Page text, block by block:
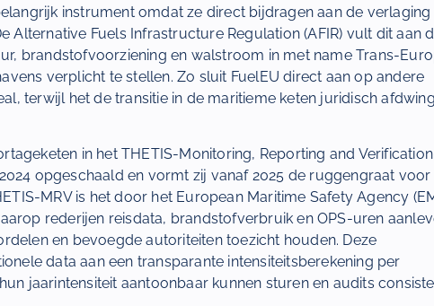
instrument omdat ze direct bijdragen aan de verlaging
Alternative Fuels Infrastructure Regulation (AFIR) vult dit aan
brandstofvoorziening en walstroom in met name Trans-
verplicht te stellen. Zo sluit FuelEU direct aan op andere
terwijl het de transitie in de maritieme keten juridisch
in het THETIS-Monitoring, Reporting and
opgeschaald en vormt zij vanaf 2025 de ruggengraat voor
MRV is het door het European Maritime Safety Agency
rederijen reisdata, brandstofverbruik en OPS-uren
en bevoegde autoriteiten toezicht houden. Deze
data aan een transparante intensiteitsberekening per
jaarintensiteit aantoonbaar kunnen sturen en audits